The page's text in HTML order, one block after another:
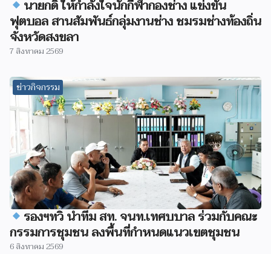
นายกดิ ให้กำลังใจนักกีฬากองช่าง แข่งขัน
ฟุตบอล สานสัมพันธ์กลุ่มงานช่าง ชมรมช่างท้องถิ่น
จังหวัดสงขลา
7 สิงหาคม 2569
ข่าวกิจกรรม
รองฯทวิ นำทีม สท. จนท.เทศบบาล ร่วมกับคณะ
กรรมการชุมชน ลงพื้นที่กำหนดแนวเขตชุมชน
6 สิงหาคม 2569